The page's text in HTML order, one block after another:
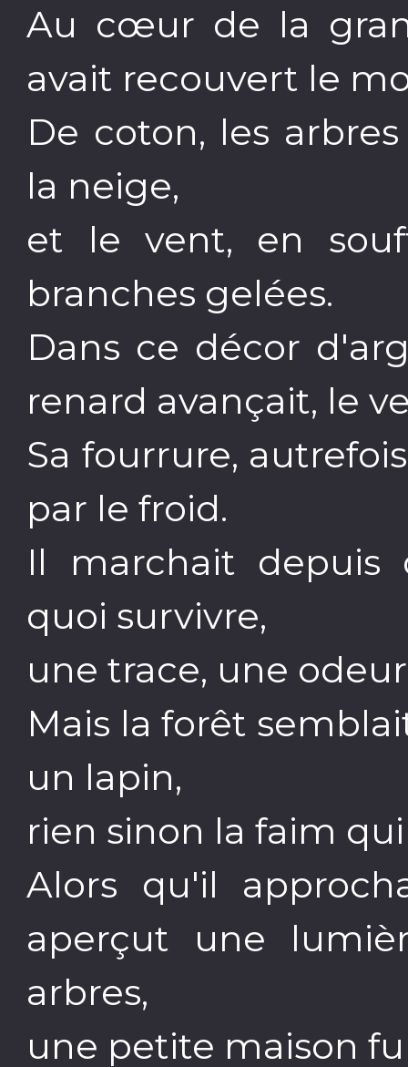
Au cœur de la
avait recouvert le
De coton, les
la neige,
et le vent, en
branches gelées.
Dans ce décor
renard avançait, le
Sa fourrure,
par le froid.
Il marchait depuis
quoi survivre,
une trace, une
Mais la forêt
un lapin,
rien sinon la faim
Alors qu'il
aperçut une
arbres,
une petite maison